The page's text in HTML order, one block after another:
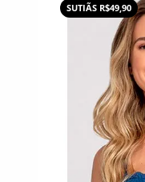
SUTIÃS R$49,90